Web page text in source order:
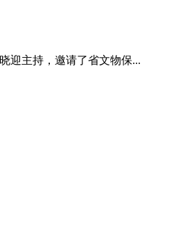
迎主持，邀请了省文物保...